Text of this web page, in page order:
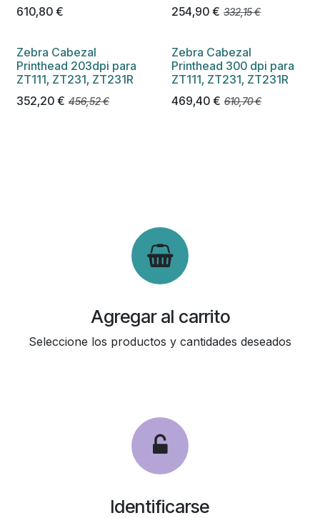
610,80 €
254,90€ 332,15€
Zebra Cabezal
Printhead 203dpi para
ZT111, ZT231, ZT231R
352,20 € 456,52€
Zebra Cabezal
Printhead 300 dpi para
ZT111, ZT231, ZT231R
469,40€ 610,70€
Agregar al carrito
Seleccione los productos y cantidades deseados
Identificarse